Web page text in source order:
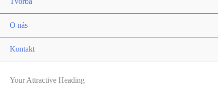
O nás
Kontakt
Your Attractive Heading